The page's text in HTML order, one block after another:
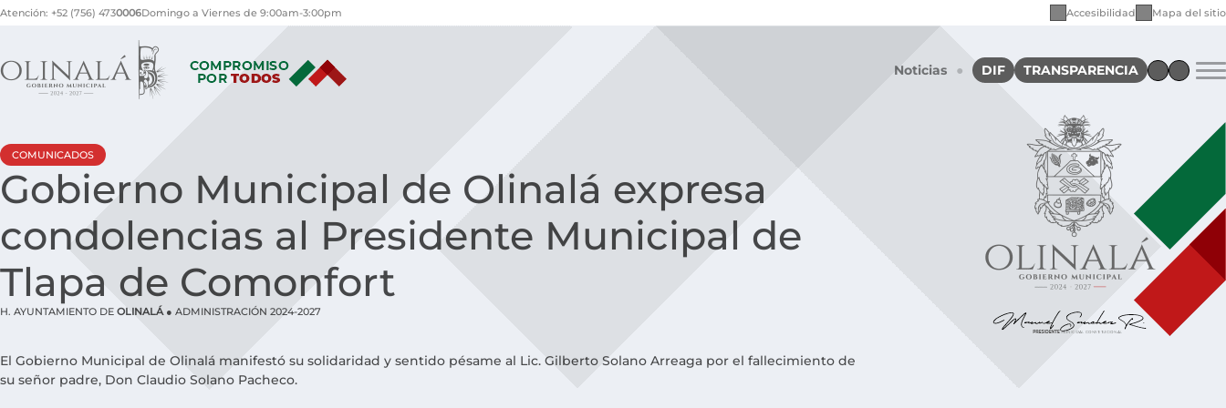
Atención: +52 (756) 4730006Domingo a Viernes de 9:00am-3:00pm Accesibilidad Mapa del sitio
Noticias ● DIF TRANSPARENCIA
Gabinete
DIF Municipal
Noticias
Catálogo de trámites
Atención Ciudadana
COMUNICADOS
Gobierno Municipal de Olinalá expresa
condolencias al Presidente Municipal de
Tlapa de Comonfort
H. AYUNTAMIENTO DE OLINALÁ ● ADMINISTRACIÓN 2024-2027
El Gobierno Municipal de Olinalá manifestó su solidaridad y sentido pésame al Lic. Gilberto Solano Arreaga por el fallecimiento de
su señor padre, Don Claudio Solano Pacheco.